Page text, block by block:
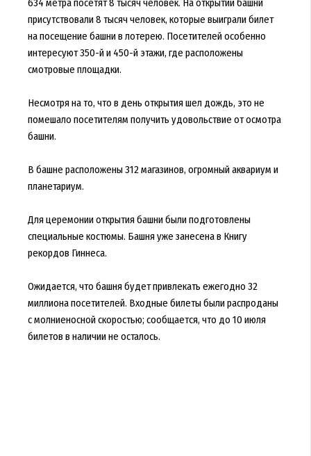
634 метра посетят 8 тысяч человек. На открытии башни
присутствовали 8 тысяч человек, которые выиграли билет
на посещение башни в лотерею. Посетителей особенно
интересуют 350-й и 450-й этажи, где расположены
смотровые площадки.
Несмотря на то, что в день открытия шел дождь, это не
помешало посетителям получить удовольствие от осмотра
башни.
В башне расположены 312 магазинов, огромный аквариум и
планетариум.
Для церемонии открытия башни были подготовлены
специальные костюмы. Башня уже занесена в Книгу
рекордов Гиннеса.
Ожидается, что башня будет привлекать ежегодно 32
миллиона посетителей. Входные билеты были распроданы
с молниеносной скоростью; сообщается, что до 10 июля
билетов в наличии не осталось.